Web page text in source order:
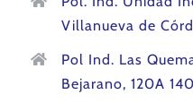
Villanueva de
Pol Ind. Las
Bejarano, 120A